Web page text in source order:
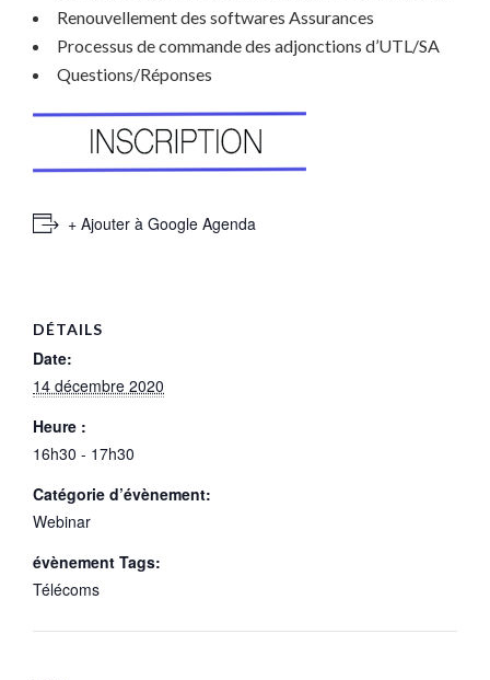
Renouvellement des softwares Assurances
Processus de commande des adjonctions d’UTL/SA
Questions/Réponses
+ Ajouter à Google Agenda
DÉTAILS
Date:
14 décembre 2020
Heure :
16h30 - 17h30
Catégorie d’évènement:
Webinar
évènement Tags:
Télécoms